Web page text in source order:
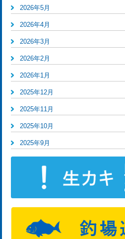
2026年5月
2026年4月
2026年3月
2026年2月
2026年1月
2025年12月
2025年11月
2025年10月
2025年9月